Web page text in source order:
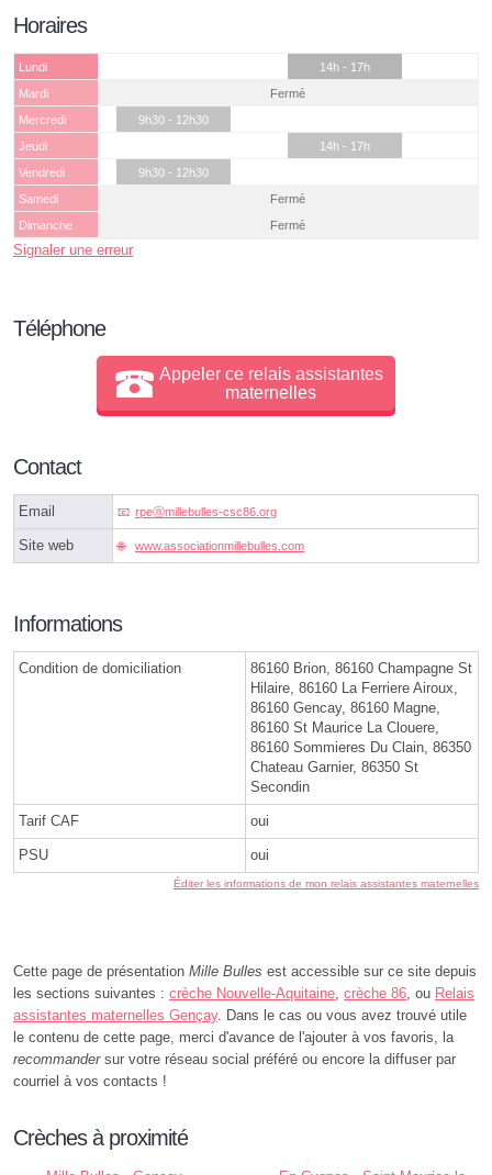
Horaires
Lundi
14h - 17h
Mardi
Fermé
Mercredi
9h30 - 12h30
Jeudi
14h - 17h
Vendredi
9h30 - 12h30
Samedi
Fermé
Dimanche
Fermé
Signaler une erreur
Téléphone
Appeler ce relais assistantes
maternelles
Contact
Email rpeⓐmillebulles-csc86.org
Site web www.associationmillebulles.com
Informations
Condition de domiciliation
86160 Brion, 86160 Champagne St
Hilaire, 86160 La Ferriere Airoux,
86160 Gencay, 86160 Magne,
86160 St Maurice La Clouere,
86160 Sommieres Du Clain, 86350
Chateau Garnier, 86350 St
Secondin
Tarif CAF oui
PSU oui
Éditer les informations de mon relais assistantes maternelles
Cette page de présentation Mille Bulles est accessible sur ce site depuis
les sections suivantes : crèche Nouvelle-Aquitaine, crèche 86, ou Relais
assistantes maternelles Gençay. Dans le cas ou vous avez trouvé utile
le contenu de cette page, merci d'avance de l'ajouter à vos favoris, la
recommandersur votre réseau social préféré ou encore la diffuser par
courriel à vos contacts !
Crèches à proximité